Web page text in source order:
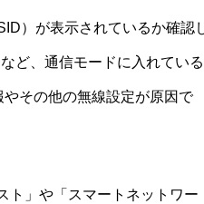
）が表示されているか確認
ど、通信モードに入れている
その他の無線設定が原因で
ト」や「スマートネットワー